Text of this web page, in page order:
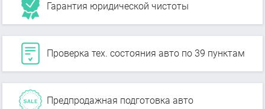
Гарантия юридической чистоты
Проверка тех. состояния авто по 39 пунктам
Предпродажная подготовка авто